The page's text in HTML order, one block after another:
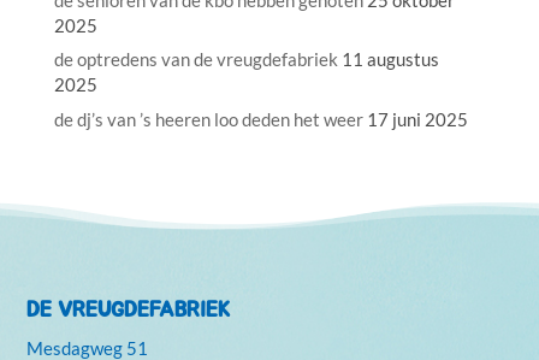
2025
de optredens van de vreugdefabriek 11 augustus
2025
de dj’s van ’s heeren loo deden het weer 17 juni 2025
DE VREUGDEFABRIEK
Mesdagweg 51